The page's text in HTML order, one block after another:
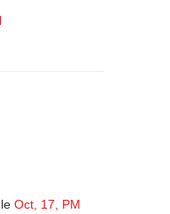
le Oct, 17, PM